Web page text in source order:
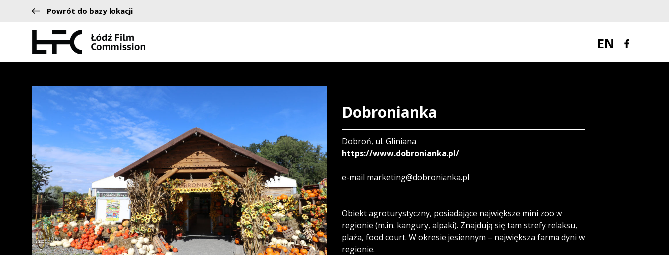
Powrót do bazy lokacji
EN
Dobronianka
Dobroń, ul. Gliniana
https://www.dobronianka.pl/
e-mail marketing@dobronianka.pl
Obiekt agroturystyczny, posiadające największe mini zoo w
regionie (m.in. kangury, alpaki). Znajdują się tam strefy relaksu,
plaża, food court. W okresie jesiennym – największa farma dyni w
regionie.